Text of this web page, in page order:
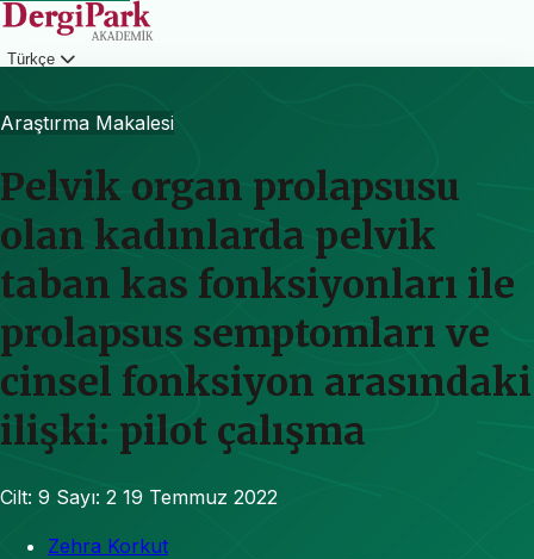
Türkçe
Araştırma Makalesi
Pelvik organ prolapsusu
olan kadınlarda pelvik
taban kas fonksiyonları ile
prolapsus semptomları ve
cinsel fonksiyon arasındaki
ilişki: pilot çalışma
Cilt: 9 Sayı: 2 19 Temmuz 2022
Zehra Korkut